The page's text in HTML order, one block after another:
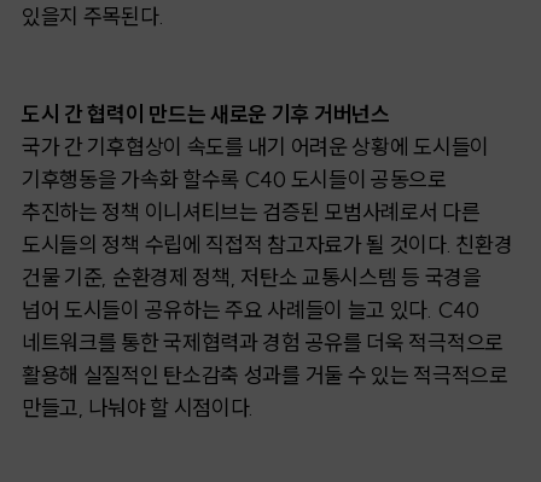
있을지 주목된다.
도시 간 협력이 만드는 새로운 기후 거버넌스
국가 간 기후협상이 속도를 내기 어려운 상황에 도시들이
기후행동을 가속화 할수록 C40 도시들이 공동으로
추진하는 정책 이니셔티브는 검증된 모범사례로서 다른
도시들의 정책 수립에 직접적 참고자료가 될 것이다. 친환경
건물 기준, 순환경제 정책, 저탄소 교통시스템 등 국경을
넘어 도시들이 공유하는 주요 사례들이 늘고 있다. C40
네트워크를 통한 국제협력과 경험 공유를 더욱 적극적으로
활용해 실질적인 탄소감축 성과를 거둘 수 있는 적극적으로
만들고, 나눠야 할 시점이다.